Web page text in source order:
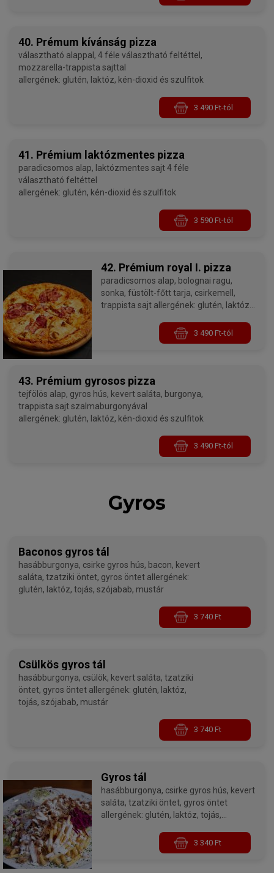
40. Prémum kívánság pizza
választható alappal, 4 féle választható feltéttel,
mozzarella-trappista sajttal
allergének: glutén, laktóz, kén-dioxid és szulfitok
3 490 Ft-tól
41. Prémium laktózmentes pizza
paradicsomos alap, laktózmentes sajt 4 féle
választható feltéttel
allergének: glutén, kén-dioxid és szulfitok
3 590 Ft-tól
42. Prémium royal I. pizza
paradicsomos alap, bolognai ragu,
sonka, füstölt-főtt tarja, csirkemell,
trappista sajt allergének: glutén, laktóz,
3 490 Ft-tól
43. Prémium gyrosos pizza
tejfölös alap, gyros hús, kevert saláta, burgonya,
trappista sajt szalmaburgonyával
allergének: glutén, laktóz, kén-dioxid és szulfitok
3 490 Ft-tól
Gyros
Baconos gyros tál
hasábburgonya, csirke gyros hús, bacon, kevert
saláta, tzatziki öntet, gyros öntet allergének:
glutén, laktóz, tojás, szójabab, mustár
3 740 Ft
Csülkös gyros tál
hasábburgonya, csülök, kevert saláta, tzatziki
öntet, gyros öntet allergének: glutén, laktóz,
tojás, szójabab, mustár
3 740 Ft
Gyros tál
hasábburgonya, csirke gyros hús, kevert
saláta, tzatziki öntet, gyros öntet
allergének: glutén, laktóz, tojás,
3 340 Ft